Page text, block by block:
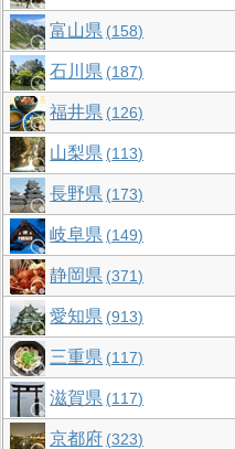
富山県 158
石川県 187
福井県 126
山梨県 113
長野県 173
岐阜県 149
静岡県 371
愛知県 913
三重県 117
滋賀県 117
京都府 323